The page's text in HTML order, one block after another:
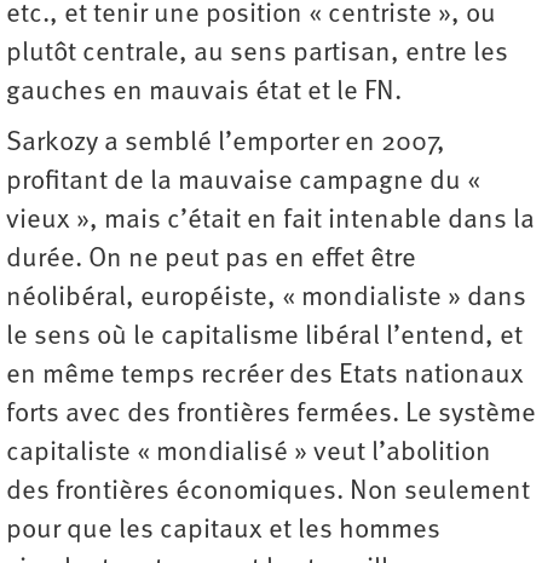
etc., et tenir une position « centriste », ou
plutôt centrale, au sens partisan, entre les
gauches en mauvais état et le FN.
Sarkozy a semblé l’emporter en 2007,
profitant de la mauvaise campagne du «
vieux », mais c’était en fait intenable dans la
durée. On ne peut pas en effet être
néolibéral, européiste, « mondialiste » dans
le sens où le capitalisme libéral l’entend, et
en même temps recréer des Etats nationaux
forts avec des frontières fermées. Le système
capitaliste « mondialisé » veut l’abolition
des frontières économiques. Non seulement
pour que les capitaux et les hommes